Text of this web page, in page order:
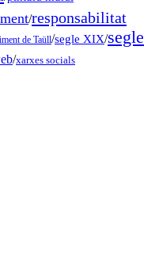
/responsabilitat
de Taüll/segle XIX/segle
/xarxes socials